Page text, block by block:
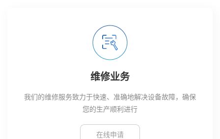
维修业务
我们的维修服务致力于快速、准确地解决设备故障，确保
您的生产顺利进行
在线申请